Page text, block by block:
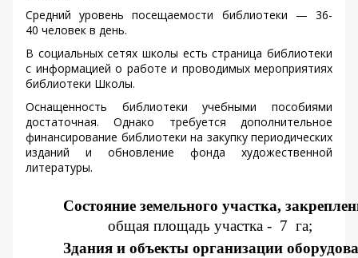
Средний уровень посещаемости библиотеки — 36-
40 человек в день.
В социальных сетях школы есть страница библиотеки
с информацией о работе и проводимых мероприятиях
библиотеки Школы.
Оснащенность библиотеки учебными пособиями
достаточная. Однако требуется дополнительное
финансирование библиотеки на закупку периодических
изданий и обновление фонда художественной
литературы.
Состояние земельного участка,
общая площадь участка - 7 га;
Здания и объекты организации